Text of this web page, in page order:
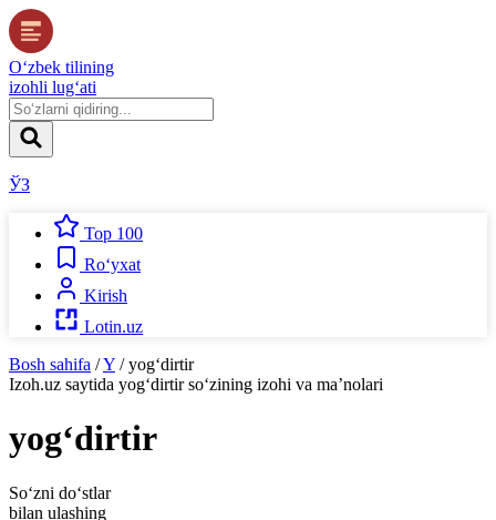
O‘zbek tilining
izohli lug‘ati
ЎЗ
Top 100
Ro‘yxat
Kirish
Lotin.uz
Bosh sahifa /Y / yog‘dirtir
Izoh.uz saytida yog‘dirtirso‘zining izohi va ma’nolari
yog‘dirtir
So‘zni do‘stlar
bilan ulashing